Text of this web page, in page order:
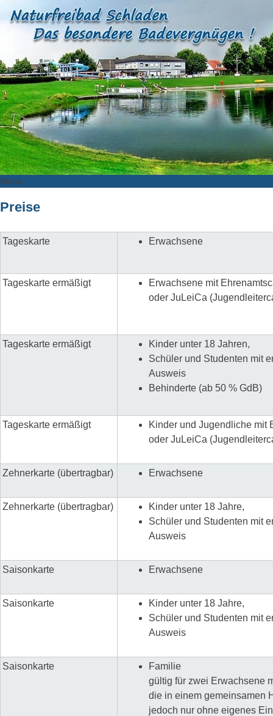
Menu
to
Preise
Tageskarte Erwachsene
Tageskarte ermäßigt
Erwachsene mit
oder JuLeiCa
Tageskarte ermäßigt
Kinder unter 18 Jahren,
Schüler und Studenten mit
Ausweis
Behinderte (ab 50 % GdB)
Tageskarte ermäßigt
Kinder und Jugendliche mit
oder JuLeiCa
Zehnerkarte (übertragbar) Erwachsene
Zehnerkarte (übertragbar)
Kinder unter 18 Jahre,
Schüler und Studenten mit
Ausweis
Saisonkarte Erwachsene
Saisonkarte
Kinder unter 18 Jahre,
Schüler und Studenten mit
Ausweis
Saisonkarte
Familie
gültig für zwei Erwachsene
die in einem gemeinsamen
jedoch nur ohne eigenes